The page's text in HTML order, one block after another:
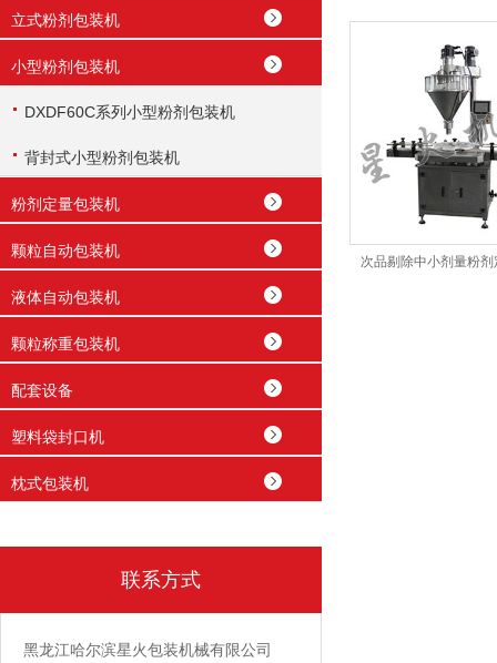
立式粉剂包装机
小型粉剂包装机
DXDF60C系列小型粉剂包装机
背封式小型粉剂包装机
粉剂定量包装机
颗粒自动包装机
液体自动包装机
颗粒称重包装机
配套设备
塑料袋封口机
枕式包装机
联系方式
黑龙江哈尔滨星火包装机械有限公司
次品剔除中小剂量粉